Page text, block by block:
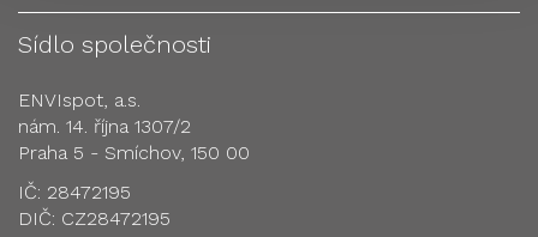
Sídlo společnosti
ENVIspot, a.s.
nám. 14. října 1307/2
Praha 5 - Smíchov, 150 00
IČ: 28472195
DIČ: CZ28472195